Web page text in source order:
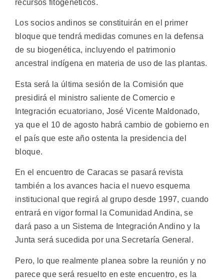
recursos fitogenéticos.
Los socios andinos se constituirán en el primer
bloque que tendrá medidas comunes en la defensa
de su biogenética, incluyendo el patrimonio
ancestral indígena en materia de uso de las plantas.
Esta será la última sesión de la Comisión que
presidirá el ministro saliente de Comercio e
Integración ecuatoriano, José Vicente Maldonado,
ya que el 10 de agosto habrá cambio de gobierno en
el país que este año ostenta la presidencia del
bloque.
En el encuentro de Caracas se pasará revista
también a los avances hacia el nuevo esquema
institucional que regirá al grupo desde 1997, cuando
entrará en vigor formal la Comunidad Andina, se
dará paso a un Sistema de Integración Andino y la
Junta será sucedida por una Secretaría General.
Pero, lo que realmente planea sobre la reunión y no
parece que será resuelto en este encuentro, es la